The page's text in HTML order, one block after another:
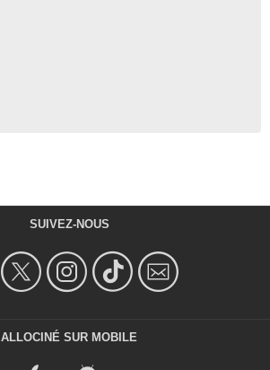
SUIVEZ-NOUS
ALLOCINÉ SUR MOBILE